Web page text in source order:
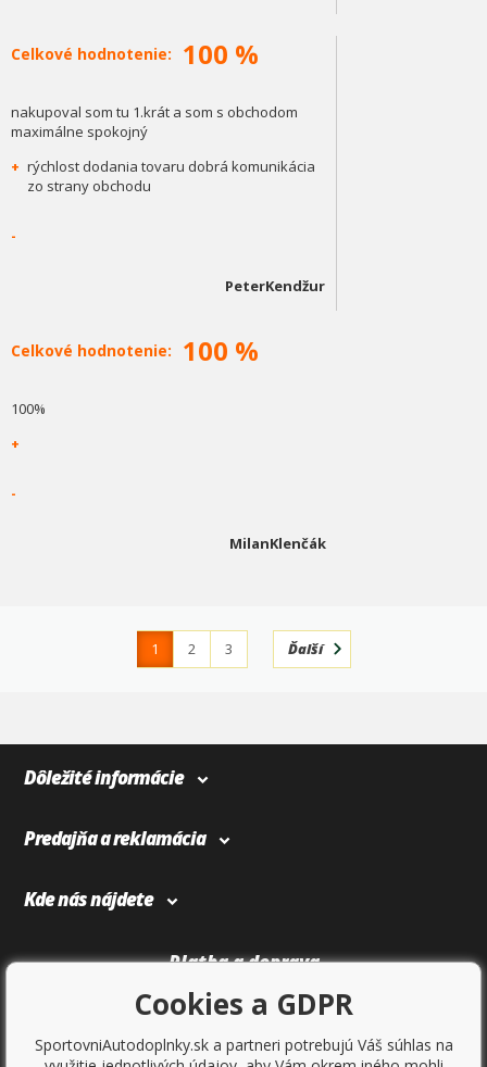
Celkové hodnotenie: 100 %
nakupoval som tu 1.krát a som s obchodom
maximálne spokojný
+ rýchlost dodania tovaru dobrá komunikácia
zo strany obchodu
-
PeterKendžur
Celkové hodnotenie: 100 %
100%
+
-
MilanKlenčák
1 2
3
Ďalší
Dôležité informácie
Predajňa a reklamácia
Kde nás nájdete
Platba a doprava
Cookies a GDPR
SportovniAutodoplnky.sk a partneri potrebujú Váš súhlas na